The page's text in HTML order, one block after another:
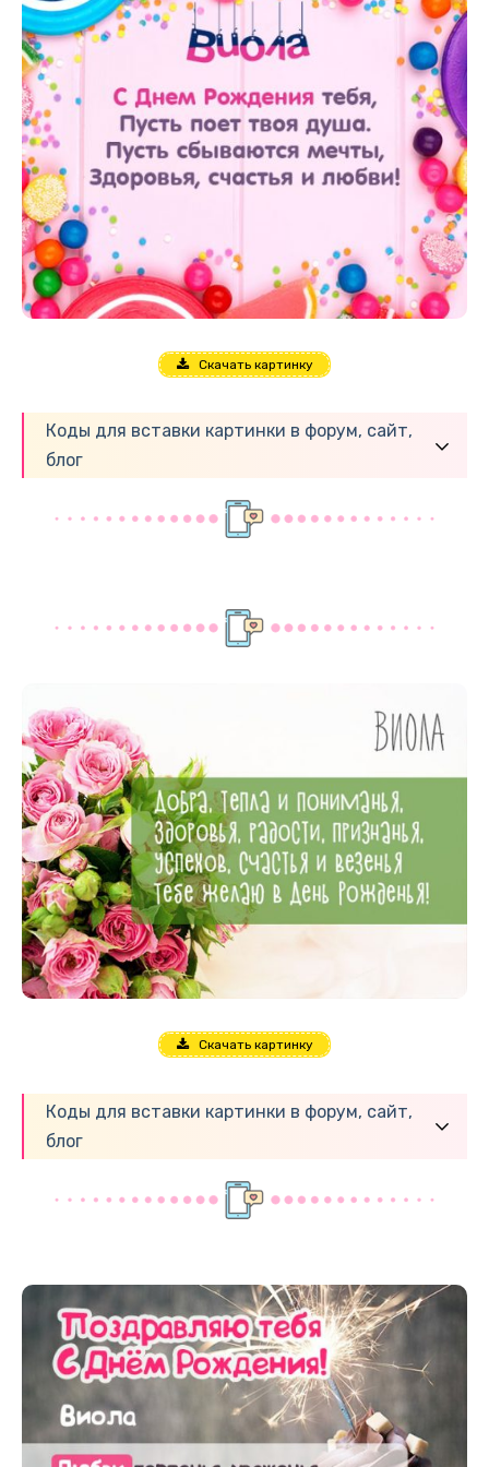
Скачать картинку
Коды для вставки картинки в форум, сайт,
блог
Скачать картинку
Коды для вставки картинки в форум, сайт,
блог